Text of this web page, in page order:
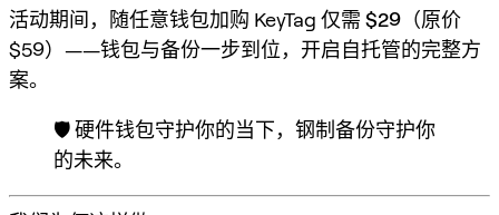
活动期间，随任意钱包加购 KeyTag 仅需 $29 （原价
$59）——钱包与备份一步到位，开启自托管的完整方
案。
🛡️ 硬件钱包守护你的当下，钢制备份守护你
的未来。